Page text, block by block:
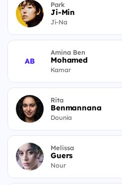
Park
Ji-Min
Ji-Na
AB
Amina Ben
Mohamed
Kamar
Rita
Benmannana
Dounia
Melissa
Guers
Nour